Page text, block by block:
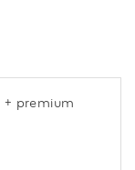
+ premium